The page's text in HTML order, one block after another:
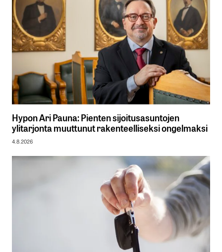
Hypon Ari Pauna: Pienten sijoitusasuntojen
ylitarjonta muuttunut rakenteelliseksi ongelmaksi
4.8.2026